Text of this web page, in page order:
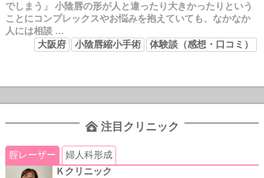
でしまう」 小陰唇の形が人と違ったり大きかったりという
ことにコンプレックスやお悩みを抱えていても、なかなか
人には相談 …
大阪府
小陰唇縮小手術 体験談（感想・口コミ）
注目クリニック
腟レーザー
婦人科形成
Ｋクリニック